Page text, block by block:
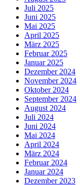
Juli 2025
Juni 2025
Mai 2025
April 2025
März 2025
Februar 2025
Januar 2025
Dezember 2024
November 2024
Oktober 2024
September 2024
August 2024
Juli 2024
Juni 2024
Mai 2024
April 2024
März 2024
Februar 2024
Januar 2024
Dezember 2023